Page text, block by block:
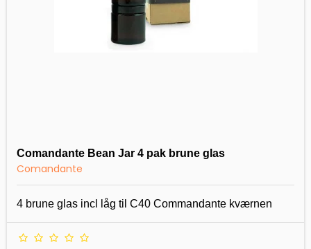
Comandante Bean Jar 4 pak brune glas
Comandante
4 brune glas incl låg til C40 Commandante kværnen